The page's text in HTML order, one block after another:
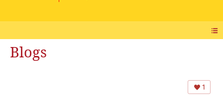
Blogs
1